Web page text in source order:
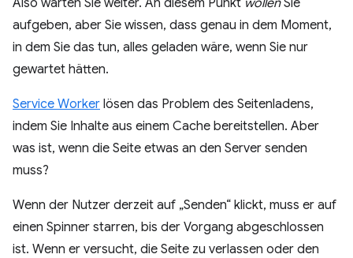
Also warten Sie weiter. An diesem Punkt wollenSie
aufgeben, aber Sie wissen, dass genau in dem Moment,
in dem Sie das tun, alles geladen wäre, wenn Sie nur
gewartet hätten.
Service Worker lösen das Problem des Seitenladens,
indem Sie Inhalte aus einem Cache bereitstellen. Aber
was ist, wenn die Seite etwas an den Server senden
muss?
Wenn der Nutzer derzeit auf „Senden“ klickt, muss er auf
einen Spinner starren, bis der Vorgang abgeschlossen
ist. Wenn er versucht, die Seite zu verlassen oder den